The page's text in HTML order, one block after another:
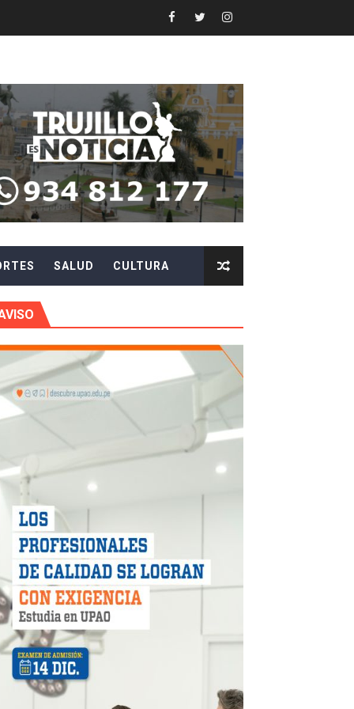
AGILIZAR LA ATENCIÓN ANTE PROBLEMAS ELÉCTRICOS
en beneficios para toda su familia
identidad
El Niño
EVITAR ROBOS Y ESTAFAS
EN EL SORTEO DE HIDRANDINA
de S/180,000 en premios
en primer semestre de 2026
móvil en el primer semestre de 2026
CON ENERGÍA” DE HIDRANDINA
paga mientras no estés en casa
DE FLORENCIA DE MORA
MÍNIMAS DE SEGURIDAD
con Checa tu señal
EN EL SORTEO POR FIESTAS PATRIAS DE
SALUD CULTURA